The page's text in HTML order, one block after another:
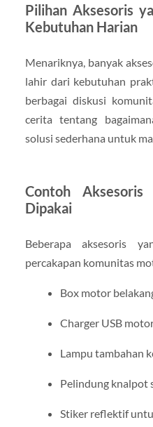
Pilihan Aksesoris
Kebutuhan Harian
Menariknya, banyak
lahir dari kebutuhan
berbagai diskusi
cerita tentang
solusi sederhana untuk
Contoh
Dipakai
Beberapa aksesoris
percakapan komunitas
Box motor
Charger USB
Lampu tambahan
Pelindung knalpot
Stiker reflektif